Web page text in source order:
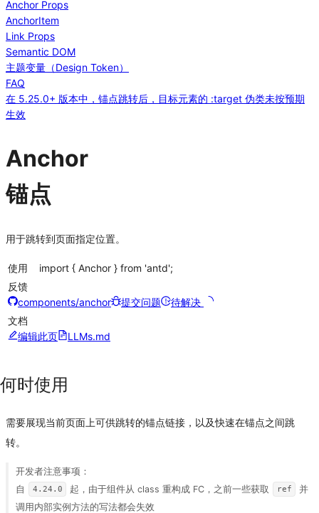
Anchor Props
AnchorItem
Link Props
Semantic DOM
主题变量（Design Token）
FAQ
在 5.25.0+ 版本中，锚点跳转后，目标元素的 :target 伪类未按预期
生效
Anchor
锚点
用于跳转到页面指定位置。
使用
import { Anchor } from 'antd';
反馈
components/anchor
提交问题
待解决
文档
编辑此页
LLMs.md
何时使用
需要展现当前页面上可供跳转的锚点链接，以及快速在锚点之间跳
转。
开发者注意事项：
自
4.24.0 起，由于组件从 class 重构成 FC，之前一些获取 ref
并
调用内部实例方法的写法都会失效